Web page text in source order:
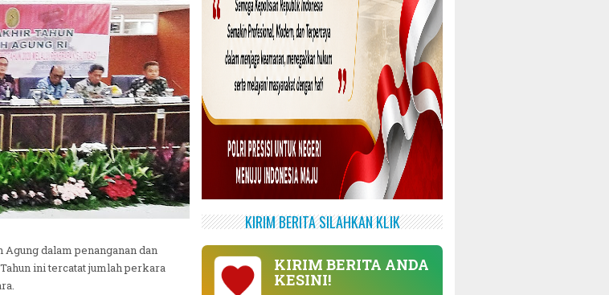
dalam penanganan dan
ini tercatat jumlah perkara
KIRIM BERITA SILAHKAN KLIK
KIRIM BERITA ANDA
KESINI!